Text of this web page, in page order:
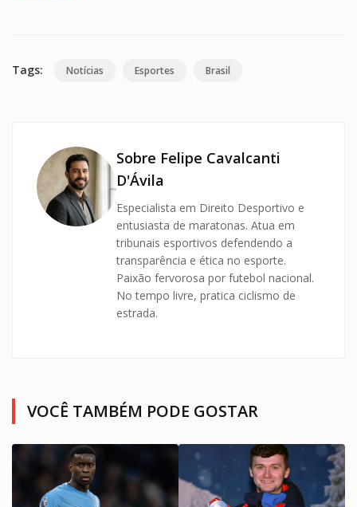
Tags: Notícias Esportes Brasil
Sobre Felipe Cavalcanti
D'Ávila
Especialista em Direito Desportivo e
entusiasta de maratonas. Atua em
tribunais esportivos defendendo a
transparência e ética no esporte.
Paixão fervorosa por futebol nacional.
No tempo livre, pratica ciclismo de
estrada.
VOCÊ TAMBÉM PODE GOSTAR